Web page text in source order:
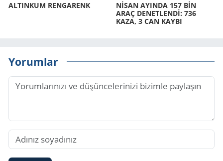
AL­TIN­KUM REN­GA­RENK
NİSAN AYIN­DA 157 BİN
ARAÇ DE­NET­LENDİ: 736
KAZA, 3 CAN KAYBI
Yorumlar